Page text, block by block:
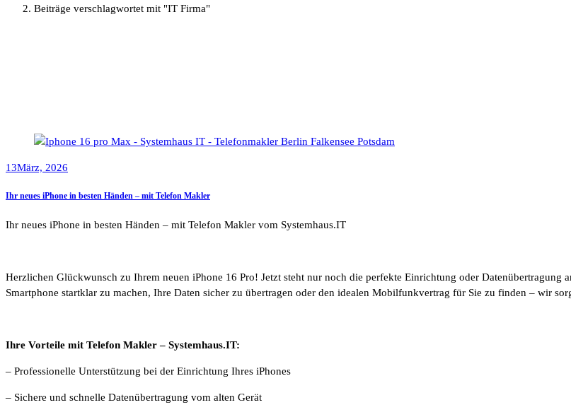
Beiträge verschlagwortet mit "IT Firma"
13März, 2026
Ihr neues iPhone in besten Händen – mit Telefon Makler
Ihr neues iPhone in besten Händen – mit Telefon Makler vom Systemhaus.IT
Herzlichen Glückwunsch zu Ihrem neuen iPhone 16 Pro! Jetzt steht nur noch die perfekte Einrichtung oder Datenübertragung
Smartphone startklar zu machen, Ihre Daten sicher zu übertragen oder den idealen Mobilfunkvertrag für Sie zu finden – wir
Ihre Vorteile mit Telefon Makler – Systemhaus.IT:
– Professionelle Unterstützung bei der Einrichtung Ihres iPhones
– Sichere und schnelle Datenübertragung vom alten Gerät